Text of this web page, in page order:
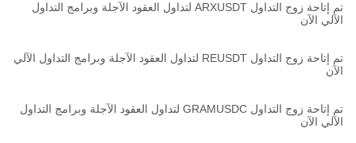
تم إتاحة زوج التداول ARXUSDT لتداول العقود الآجلة وبرامج التداول
الآلي الآن
تم إتاحة زوج التداول REUSDT لتداول العقود الآجلة وبرامج التداول الآلي
الآن
تم إتاحة زوج التداول GRAMUSDC لتداول العقود الآجلة وبرامج التداول
الآلي الآن